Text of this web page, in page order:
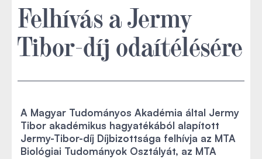
Felhívás a Jermy
Tibor-díj odaítélésére
A Magyar Tudományos Akadémia által Jermy
Tibor akadémikus hagyatékából alapított
Jermy-Tibor-díj Díjbizottsága felhívja az MTA
Biológiai Tudományok Osztályát, az MTA